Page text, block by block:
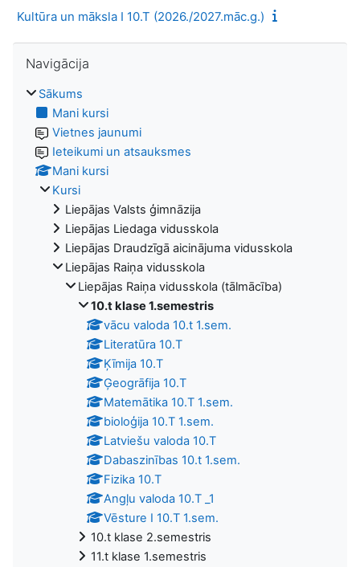
Kultūra un māksla I 10.T (2026./2027.māc.g.)
Navigācija
Sākums
Mani kursi
Vietnes jaunumi
Ieteikumi un atsauksmes
Mani kursi
Kursi
Liepājas Valsts ģimnāzija
Liepājas Liedaga vidusskola
Liepājas Draudzīgā aicinājuma vidusskola
Liepājas Raiņa vidusskola
Liepājas Raiņa vidusskola (tālmācība)
10.t klase 1.semestris
vācu valoda 10.t 1.sem.
Literatūra 10.T
Ķīmija 10.T
Ģeogrāfija 10.T
Matemātika 10.T 1.sem.
bioloģija 10.T 1.sem.
Latviešu valoda 10.T
Dabaszinības 10.t 1.sem.
Fizika 10.T
Angļu valoda 10.T _1
Vēsture I 10.T 1.sem.
10.t klase 2.semestris
11.t klase 1.semestris